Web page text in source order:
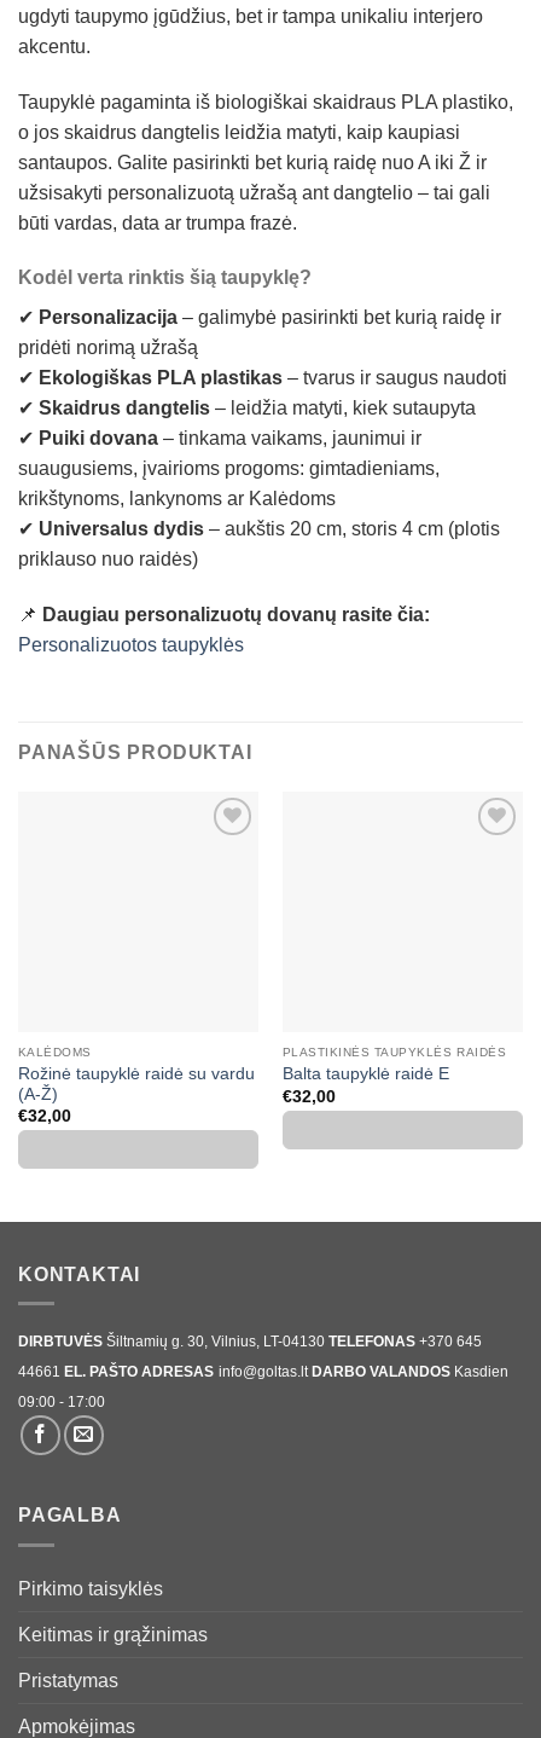
ugdyti taupymo įgūdžius, bet ir tampa unikaliu interjero
akcentu.
Taupyklė pagaminta iš biologiškai skaidraus PLA plastiko,
o jos skaidrus dangtelis leidžia matyti, kaip kaupiasi
santaupos. Galite pasirinkti bet kurią raidę nuo A iki Ž ir
užsisakyti personalizuotą užrašą ant dangtelio – tai gali
būti vardas, data ar trumpa frazė.
Kodėl verta rinktis šią taupyklę?
✔ Personalizacija – galimybė pasirinkti bet kurią raidę ir
pridėti norimą užrašą
✔ Ekologiškas PLA plastikas – tvarus ir saugus naudoti
✔ Skaidrus dangtelis – leidžia matyti, kiek sutaupyta
✔ Puiki dovana – tinkama vaikams, jaunimui ir
suaugusiems, įvairioms progoms: gimtadieniams,
krikštynoms, lankynoms ar Kalėdoms
✔ Universalus dydis – aukštis 20 cm, storis 4 cm (plotis
priklauso nuo raidės)
📌 Daugiau personalizuotų dovanų rasite čia:
Personalizuotos taupyklės
PANAŠŪS PRODUKTAI
KALĖDOMS
Rožinė taupyklė raidė su vardu
(A-Ž)
€32,00
PLASTIKINĖS TAUPYKLĖS RAIDĖS
Balta taupyklė raidė E
€32,00
KONTAKTAI
DIRBTUVĖS Šiltnamių g. 30, Vilnius, LT-04130 TELEFONAS +370 645
44661 EL. PAŠTO ADRESAS info@goltas.lt DARBO VALANDOS Kasdien
09:00 - 17:00
PAGALBA
Pirkimo taisyklės
Keitimas ir grąžinimas
Pristatymas
Apmokėjimas